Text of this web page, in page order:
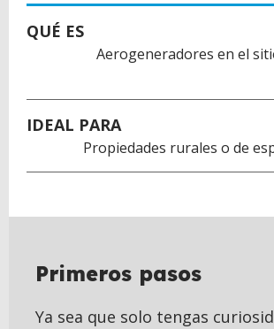
QUÉ ES
Aerogeneradores en el
IDEAL PARA
Propiedades rurales o de
Primeros pasos
Ya sea que solo tengas